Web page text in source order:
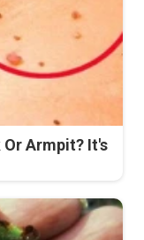
Or Armpit? It's